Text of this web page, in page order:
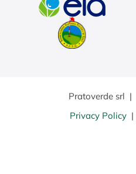
Pratoverde srl |
Privacy Policy |